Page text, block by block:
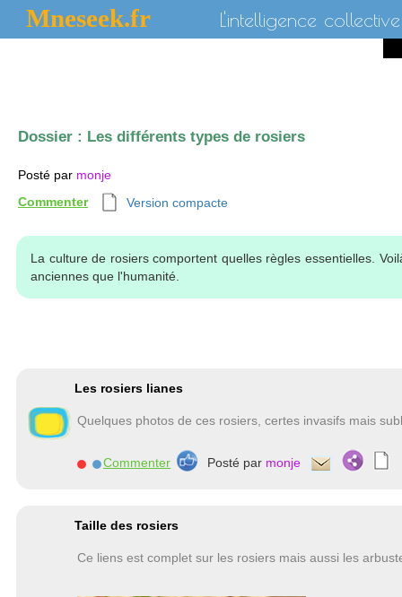
Mneseek.fr L'intelligence collective
Dossier : Les différents types de rosiers
Posté par monje
Commenter
Version compacte
La culture de rosiers comportent quelles règles essentielles.
anciennes que l'humanité.
Les rosiers lianes
Quelques photos de ces rosiers, certes invasifs mais
Commenter Posté par monje
Taille des rosiers
Ce liens est complet sur les rosiers mais aussi les